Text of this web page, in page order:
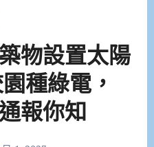
物設置太陽
種綠電，
報你知